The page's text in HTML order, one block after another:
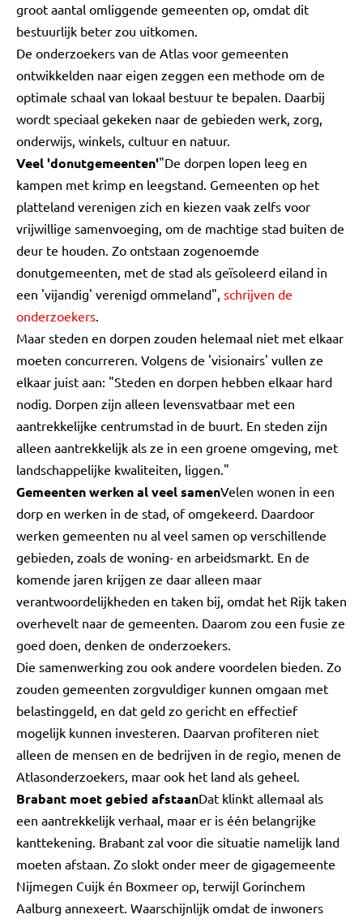
groot aantal omliggende gemeenten op, omdat dit
bestuurlijk beter zou uitkomen.
De onderzoekers van de Atlas voor gemeenten
ontwikkelden naar eigen zeggen een methode om de
optimale schaal van lokaal bestuur te bepalen. Daarbij
wordt speciaal gekeken naar de gebieden werk, zorg,
onderwijs, winkels, cultuur en natuur.
Veel 'donutgemeenten'"De dorpen lopen leeg en
kampen met krimp en leegstand. Gemeenten op het
platteland verenigen zich en kiezen vaak zelfs voor
vrijwillige samenvoeging, om de machtige stad buiten de
deur te houden. Zo ontstaan zogenoemde
donutgemeenten, met de stad als geïsoleerd eiland in
een 'vijandig' verenigd ommeland", schrijven de
onderzoekers.
Maar steden en dorpen zouden helemaal niet met elkaar
moeten concurreren. Volgens de 'visionairs' vullen ze
elkaar juist aan: "Steden en dorpen hebben elkaar hard
nodig. Dorpen zijn alleen levensvatbaar met een
aantrekkelijke centrumstad in de buurt. En steden zijn
alleen aantrekkelijk als ze in een groene omgeving, met
landschappelijke kwaliteiten, liggen."
Gemeenten werken al veel samenVelen wonen in een
dorp en werken in de stad, of omgekeerd. Daardoor
werken gemeenten nu al veel samen op verschillende
gebieden, zoals de woning- en arbeidsmarkt. En de
komende jaren krijgen ze daar alleen maar
verantwoordelijkheden en taken bij, omdat het Rijk taken
overhevelt naar de gemeenten. Daarom zou een fusie ze
goed doen, denken de onderzoekers.
Die samenwerking zou ook andere voordelen bieden. Zo
zouden gemeenten zorgvuldiger kunnen omgaan met
belastinggeld, en dat geld zo gericht en effectief
mogelijk kunnen investeren. Daarvan profiteren niet
alleen de mensen en de bedrijven in de regio, menen de
Atlasonderzoekers, maar ook het land als geheel.
Brabant moet gebied afstaanDat klinkt allemaal als
een aantrekkelijk verhaal, maar er is één belangrijke
kanttekening. Brabant zal voor die situatie namelijk land
moeten afstaan. Zo slokt onder meer de gigagemeente
Nijmegen Cuijk én Boxmeer op, terwijl Gorinchem
Aalburg annexeert. Waarschijnlijk omdat de inwoners